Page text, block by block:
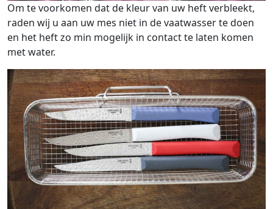
Om te voorkomen dat de kleur van uw heft verbleekt,
raden wij u aan uw mes niet in de vaatwasser te doen
en het heft zo min mogelijk in contact te laten komen
met water.